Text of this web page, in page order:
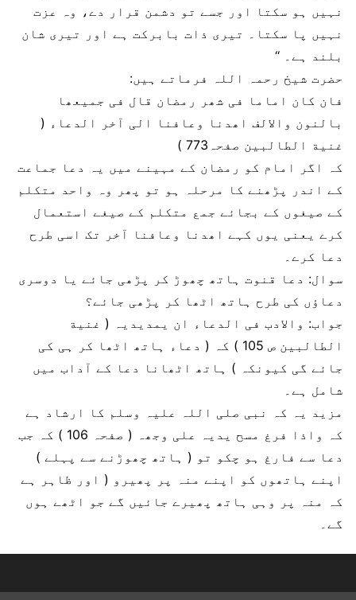
نہیں ہو سکتا اور جسے تو دشمن قرار دے، وہ عزت
نہیں پا سکتا۔ تیری ذات بابرکت ہے اور تیری شان
بلند ہے۔ ‘‘
حضرت شیخ رحمہ اللہ فرماتے ہیں:
فان کان اماما فی شھر رمضان قال فی جمیعھا
بالنون والالف اھدنا وعافنا الی آخر الدعاء (
غنیة الطالبین صفحہ773 )
کہ اگر امام کو رمضان کے مہینے میں یہ دعا جماعت
کے اندر پڑھنے کا مرحلہ ہو تو پھر وہ واحد متکلم
کے صیغوں کے بجائے جمع متکلم کے صیغے استعمال
کرے یعنی یوں کہے اھدنا وعافنا آخر تک اسی طرح
دعا کرے۔
سوال: دعا قنوت ہاتھ چھوڑ کر پڑھی جائے یا دوسری
دعاؤں کی طرح ہاتھ اٹھا کر پڑھی جائے؟
جواب: والادب فی الدعاء ان یمدیدیہ ( غنیة
الطالبین ص 105 ) کہ ( دعاء ہاتھ اٹھا کر ہی کی
جائے گی کیونکہ ) ہاتھ اٹھانا دعا کے آداب میں
شامل ہے۔
مزید یہ کہ نبی صلی اللہ علیہ وسلم کا ارشاد ہے
کہ واذا فرغ مسح یدیہ علی وجھہ ( صفحہ 106 ) کہ جب
دعا سے فارغ ہو چکو تو ( ہاتھ چھوڑنے سے پہلے )
اپنے ہاتھوں کو اپنے منہ پر پھیرو ( اور ظاہر ہے
کہ منہ پر وہی ہاتھ پھیرے جائیں گے جو اٹھے ہوں
گے۔